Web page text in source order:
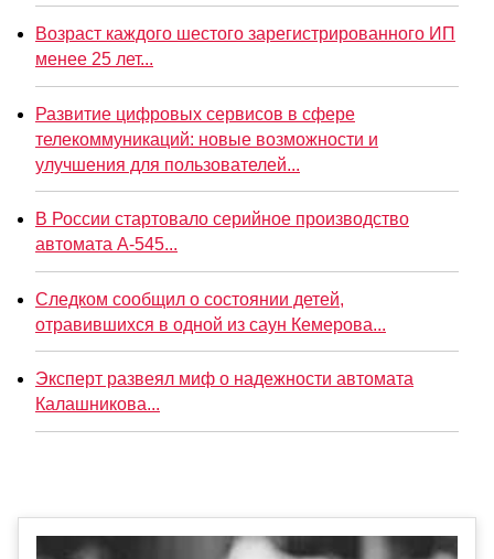
Возраст каждого шестого зарегистрированного ИП
менее 25 лет...
Развитие цифровых сервисов в сфере
телекоммуникаций: новые возможности и
улучшения для пользователей...
В России стартовало серийное производство
автомата А-545...
Следком сообщил о состоянии детей,
отравившихся в одной из саун Кемерова...
Эксперт развеял миф о надежности автомата
Калашникова...